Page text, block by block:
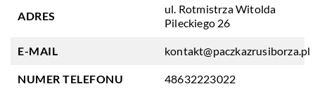
ADRES
ul. Rotmistrza Witolda
Pileckiego 26
E-MAIL kontakt@paczkazrusiborza.pl
NUMER TELEFONU 48632223022